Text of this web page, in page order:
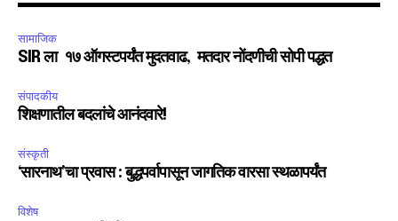
सामाजिक
SIR ला १७ ऑगस्टपर्यंत मुदतवाढ, मतदार नोंदणीची सोपी पद्धत
संपादकीय
शिक्षणातील बदलांचे आनंदवारे!
संस्कृती
‘सारनाथ’चा प्रवास : बुद्धपर्वापासून जागतिक वारसा स्थळापर्यंत
विशेष